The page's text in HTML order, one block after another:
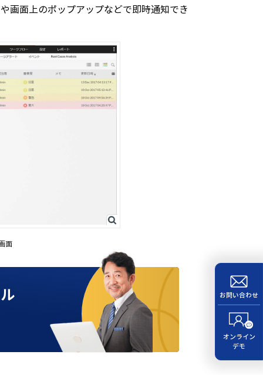
画面上のポップアップなどで即時通知でき
面
お問い合わせ
オンライン
デモ